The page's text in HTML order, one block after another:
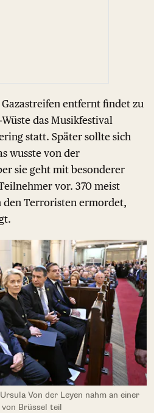
entfernt findet zu
das Musikfestival
statt. Später sollte sich
wusste von der
sie geht mit besonderer
vor. 370 meist
den Terroristen ermordet,
Von der Leyen nahm an einer
von Brüssel teil